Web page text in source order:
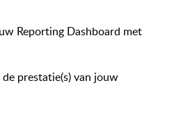
Reporting Dashboard met
prestatie(s) van jouw